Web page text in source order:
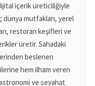
içerik üreticiliğiyle
mutfakları, yerel
restoran keşifleri ve
üretir. Sahadaki
beslenen
hem ilham veren
ve seyahat